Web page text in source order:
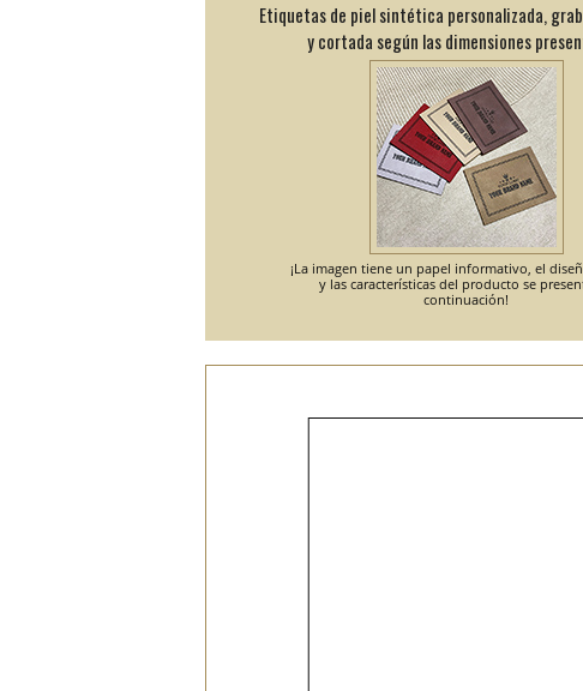
Etiquetas de piel sintética personalizada,
y cortada según las dimensiones
¡La imagen tiene un papel informativo, el
y las características del producto se
continuación!